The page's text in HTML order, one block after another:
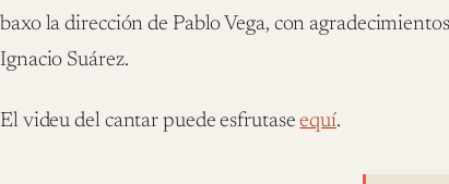
baxo la dirección de Pablo Vega, con
Ignacio Suárez.
El videu del cantar puede esfrutaseequí.